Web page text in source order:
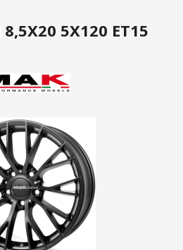
5X120 ET15